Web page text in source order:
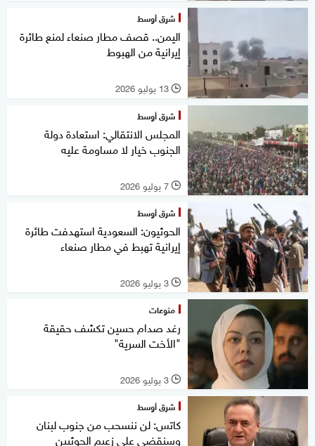
شرق أوسط
اليمن.. قصف مطار صنعاء لمنع طائرة
إيرانية من الهبوط
l 13 يوليو 2026
شرق أوسط
المجلس الانتقالي: استعادة دولة
الجنوب خيار لا مساومة عليه
l 7 يوليو 2026
شرق أوسط
الحوثيون: السعودية استهدفت طائرة
إيرانية تهبط في مطار صنعاء
l 3 يوليو 2026
منوعات
رغد صدام حسين تكشف حقيقة
"الأخت السرية"
l 3 يوليو 2026
شرق أوسط
كاتس: لن ننسحب من جنوب لبنان
وسنقضي على زعيم الحوثيين